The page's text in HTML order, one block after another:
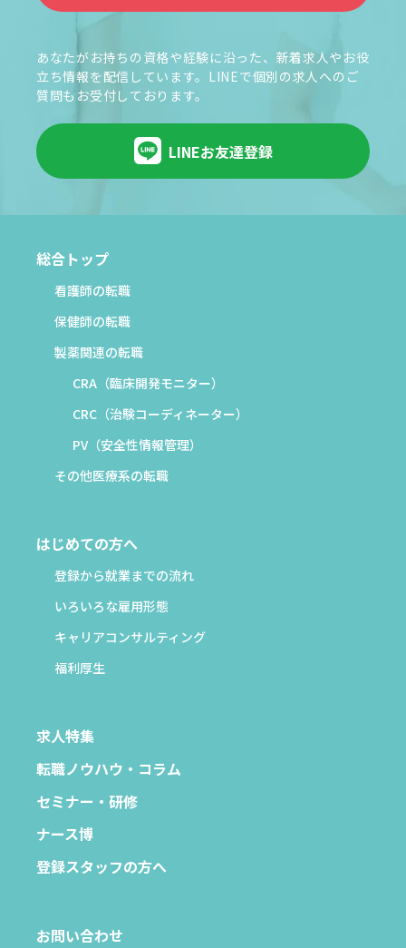
あなたがお持ちの資格や経験に沿った、新着求人やお役
立ち情報を配信しています。LINEで個別の求人へのご
質問もお受付しております。
LINEお友達登録
総合トップ
看護師の転職
保健師の転職
製薬関連の転職
CRA（臨床開発モニター）
CRC（治験コーディネーター）
PV（安全性情報管理）
その他医療系の転職
はじめての方へ
登録から就業までの流れ
いろいろな雇用形態
キャリアコンサルティング
福利厚生
求人特集
転職ノウハウ・コラム
セミナー・研修
ナース博
登録スタッフの方へ
お問い合わせ